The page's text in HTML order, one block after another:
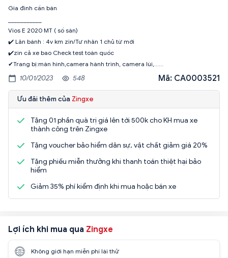
Gia đình cần bán
Vios E 2020 MT ( số sàn)
✔️ Lăn bánh : 4v km zin/Tư nhân 1 chủ từ mới
✔️zin cả xe bao Check test toàn quốc
✔Trang bị:màn hình,camera hành trình, camera lùi,......
10/01/2023 548 Mã: CA0003521
Ưu đãi thêm của Zingxe
Tặng 01 phần quà trị giá lên tới 500k cho KH mua xe
thành công trên Zingxe
Tặng voucher bảo hiểm dân sự, vật chất giảm giá 20%
Tặng phiếu miễn thưởng khi thanh toán thiệt hại bảo
hiểm
Giảm 35% phí kiểm định khi mua hoặc bán xe
Lợi ích khi mua qua Zingxe
Không giới hạn miễn phí lái thử